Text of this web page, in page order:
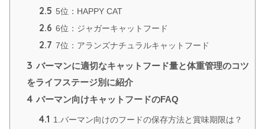
2.5 5位：HAPPY CAT
2.6 6位：ジャガーキャットフード
2.7 7位：アランズナチュラルキャットフード
3 バーマンに適切なキャットフード量と体重管理のコツ
をライフステージ別に紹介
4 バーマン向けキャットフードのFAQ
4.1 1.バーマン向けのフードの保存方法と賞味期限は？